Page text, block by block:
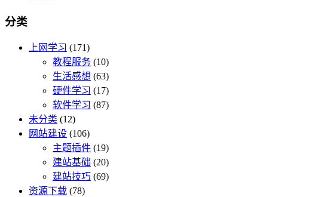
分类
上网学习 (171)
教程服务 (10)
生活感想 (63)
硬件学习 (17)
软件学习 (87)
未分类 (12)
网站建设 (106)
主题插件 (19)
建站基础 (20)
建站技巧 (69)
资源下载 (78)